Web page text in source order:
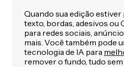
Quando sua edição
texto, bordas, adesivos ou
para redes sociais,
mais. Você também pode
tecnologia de IA para
remover o fundo, tudo